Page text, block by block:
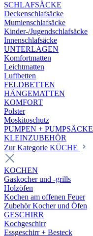
SCHLAFSÄCKE
Deckenschlafsäcke
Mumienschlafsäcke
Kinder-/Jugendschlafsäcke
Innenschlafsäcke
UNTERLAGEN
Komfortmatten
Leichtmatten
Luftbetten
FELDBETTEN
HÄNGEMATTEN
KOMFORT
Polster
Moskitoschutz
PUMPEN + PUMPSÄCKE
KLEINZUBEHÖR
Zur Kategorie KÜCHE
KOCHEN
Gaskocher und -grills
Holzöfen
Kochen am offenen Feuer
Zubehör Kocher und Öfen
GESCHIRR
Kochgeschirr
Essgeschirr + Besteck